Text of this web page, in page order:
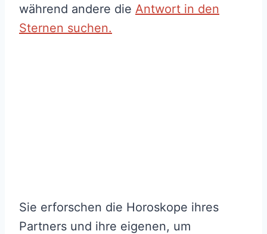
während andere die Antwort in den
Sternen suchen.
Sie erforschen die Horoskope ihres
Partners und ihre eigenen, um